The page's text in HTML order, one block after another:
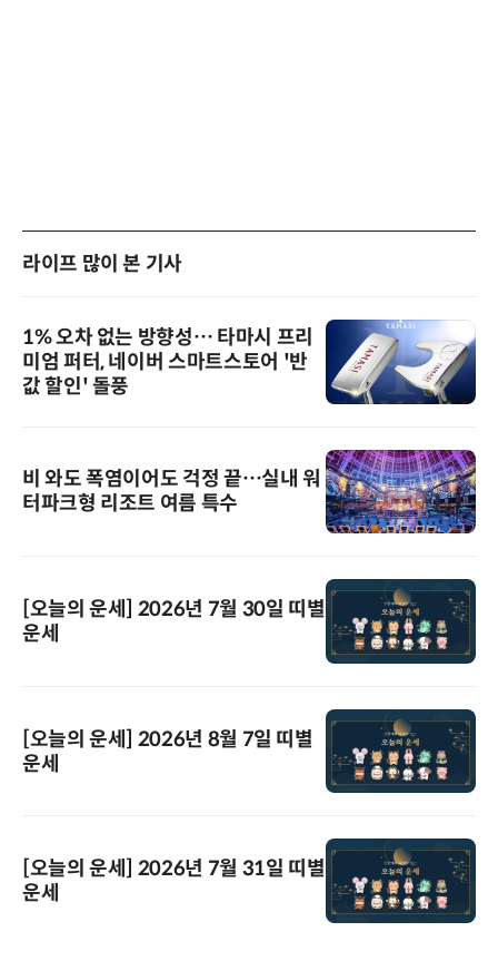
라이프 많이 본 기사
1% 오차 없는 방향성… 타마시 프리
미엄 퍼터, 네이버 스마트스토어 '반
값 할인' 돌풍
비 와도 폭염이어도 걱정 끝…실내 워
터파크형 리조트 여름 특수
[오늘의 운세] 2026년 7월 30일 띠별
운세
[오늘의 운세] 2026년 8월 7일 띠별
운세
[오늘의 운세] 2026년 7월 31일 띠별
운세